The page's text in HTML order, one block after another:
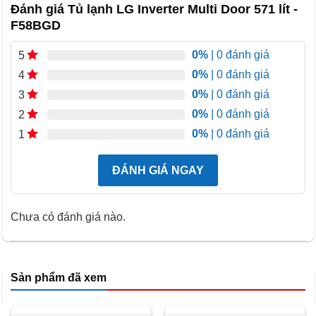
Ngăn đông khoảng 176 lít phù hợp để dự trữ thịt cá, thực
hạn chế xếp chồng và thuận tiện tìm kiếm.
Tủ lạnh LG Inverter Multi Door 571 lít -F58BGD phù hợp
với gia đình đông người hoặc thường xuyên mua thực
Metal Fresh tạo điểm nhấn bên trong
Đánh giá Tủ lạnh LG Inverter Multi Door 571 lít -
F58BGD
5 0% | 0 đánh giá
4
0% | 0 đánh giá
3
0% | 0 đánh giá
2
0% | 0 đánh giá
1
0% | 0 đánh giá
ĐÁNH GIÁ NGAY
Chưa có đánh giá nào.
Sản phẩm đã xem